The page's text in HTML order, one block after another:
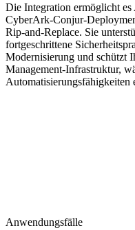
Die Integration ermöglicht
CyberArk-Conjur-
Rip-and-Replace. Sie
fortgeschrittene
Modernisierung und schützt
Management-Infrastruktur,
Automatisierungsfähigkeiten
Anwendungsfälle